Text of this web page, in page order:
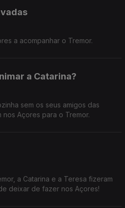
a acompanhar o Tremor.
a Catarina?
sem os seus amigos das
Açores para o Tremor.
a Catarina e a Teresa fizeram
deixar de fazer nos Açores!